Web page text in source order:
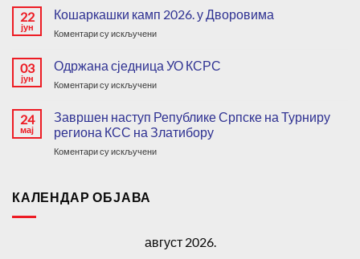
ван
званичних
система
такмиченја
КСРС
завршен
Кошаркашки
камп
Бањи
Дворови
22
јун
Кошаркашки камп 2026. у Дворовима
Коментари су искљученина
камп
2026.
у
03
јун
Одржана сједница УО КСРС
Коментари су искљученина
сједница
УО
24
мај
Завршен наступ Републике Српске на Турниру
региона КСС на Златибору
Коментари су искљученина
Турниру
региона
КАЛЕНДАР ОБЈАВА
август 2026.